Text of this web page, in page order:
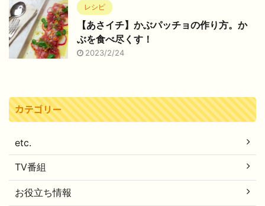
レシピ
【あさイチ】かぶパッチョの作り方。か
ぶを食べ尽くす！
2023/2/24
カテゴリー
etc.
TV番組
お役立ち情報